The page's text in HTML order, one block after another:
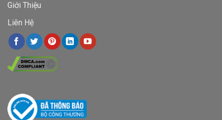
Giới Thiệu
Liên Hệ